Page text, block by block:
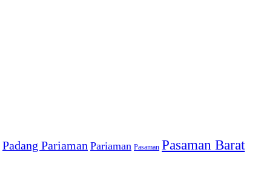
Padang Pariaman Pariaman Pasaman Pasaman Barat